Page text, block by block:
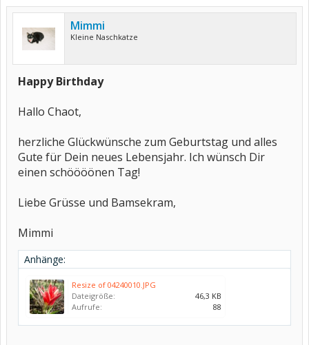
Mimmi
Kleine Naschkatze
Happy Birthday
Hallo Chaot,
herzliche Glückwünsche zum Geburtstag und alles
Gute für Dein neues Lebensjahr. Ich wünsch Dir
einen schöööönen Tag!
Liebe Grüsse und Bamsekram,
Mimmi
Anhänge:
Resize of 04240010.JPG
Dateigröße:
46,3 KB
Aufrufe:
88